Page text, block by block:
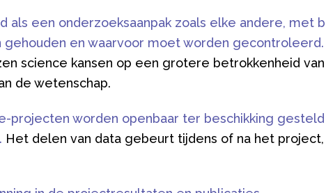
een onderzoeksaanpak zoals elke andere, met
en waarvoor moet worden gecontroleerd.
science kansen op een grotere betrokkenheid
de wetenschap.
projecten worden openbaar ter beschikking
Het delen van data gebeurt tijdens of na het